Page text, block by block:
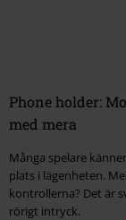
Phone holder:
med mera
Många spelare
plats i lägenheten.
kontrollerna? Det är
rörigt intryck.